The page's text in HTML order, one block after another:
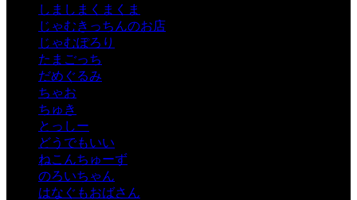
しましまくまくま
じゃむきっちんのお店
じゃむぽろり
たまごっち
だめぐるみ
ちゃお
ちゅき
とっしー
どうでもいい
ねこんちゅーず
のろいちゃん
はなぐもおばさん